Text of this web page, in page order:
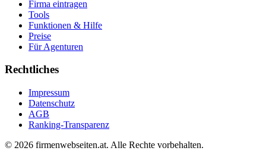
Firma eintragen
Tools
Funktionen & Hilfe
Preise
Für Agenturen
Rechtliches
Impressum
Datenschutz
AGB
Ranking-Transparenz
© 2026 firmenwebseiten.at. Alle Rechte vorbehalten.